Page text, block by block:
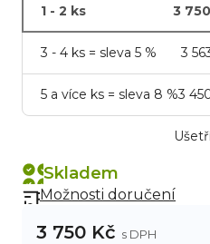
Skladem
Možnosti doručení
1 - 2 ks 3
3 - 4 ks = sleva 5 % 3
5 a více ks = sleva 8 %3
3 750 Kč